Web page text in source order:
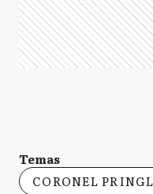
Temas
CORONEL